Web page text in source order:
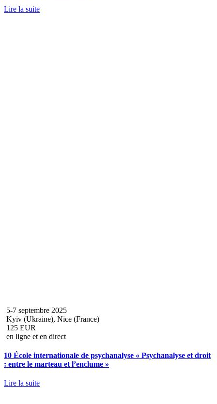
Lire la suite
5-7 septembre 2025
Kyiv (Ukraine), Nice (France)
125 EUR
en ligne et en direct
10 École internationale de psychanalyse « Psychanalyse et droit
: entre le marteau et l’enclume »
Lire la suite